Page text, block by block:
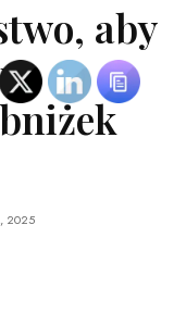
aby
2025